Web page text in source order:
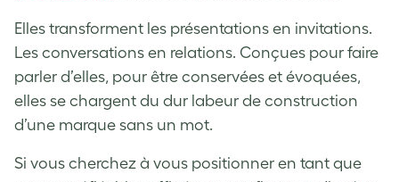
Elles transforment les présentations en invitations.
Les conversations en relations. Conçues pour faire
parler d’elles, pour être conservées et évoquées,
elles se chargent du dur labeur de construction
d’une marque sans un mot.
Si vous cherchez à vous positionner en tant que